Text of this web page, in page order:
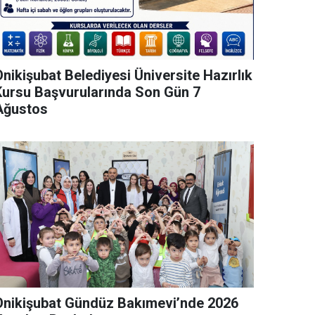
Belediyesi Üniversite Hazırlık
Başvurularında Son Gün 7
Gündüz Bakımevi’nde 2026